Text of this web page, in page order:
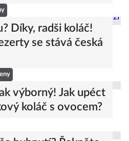
Díky, radši koláč!
se stává česká
výborný! Jak upéct
koláč s ovocem?